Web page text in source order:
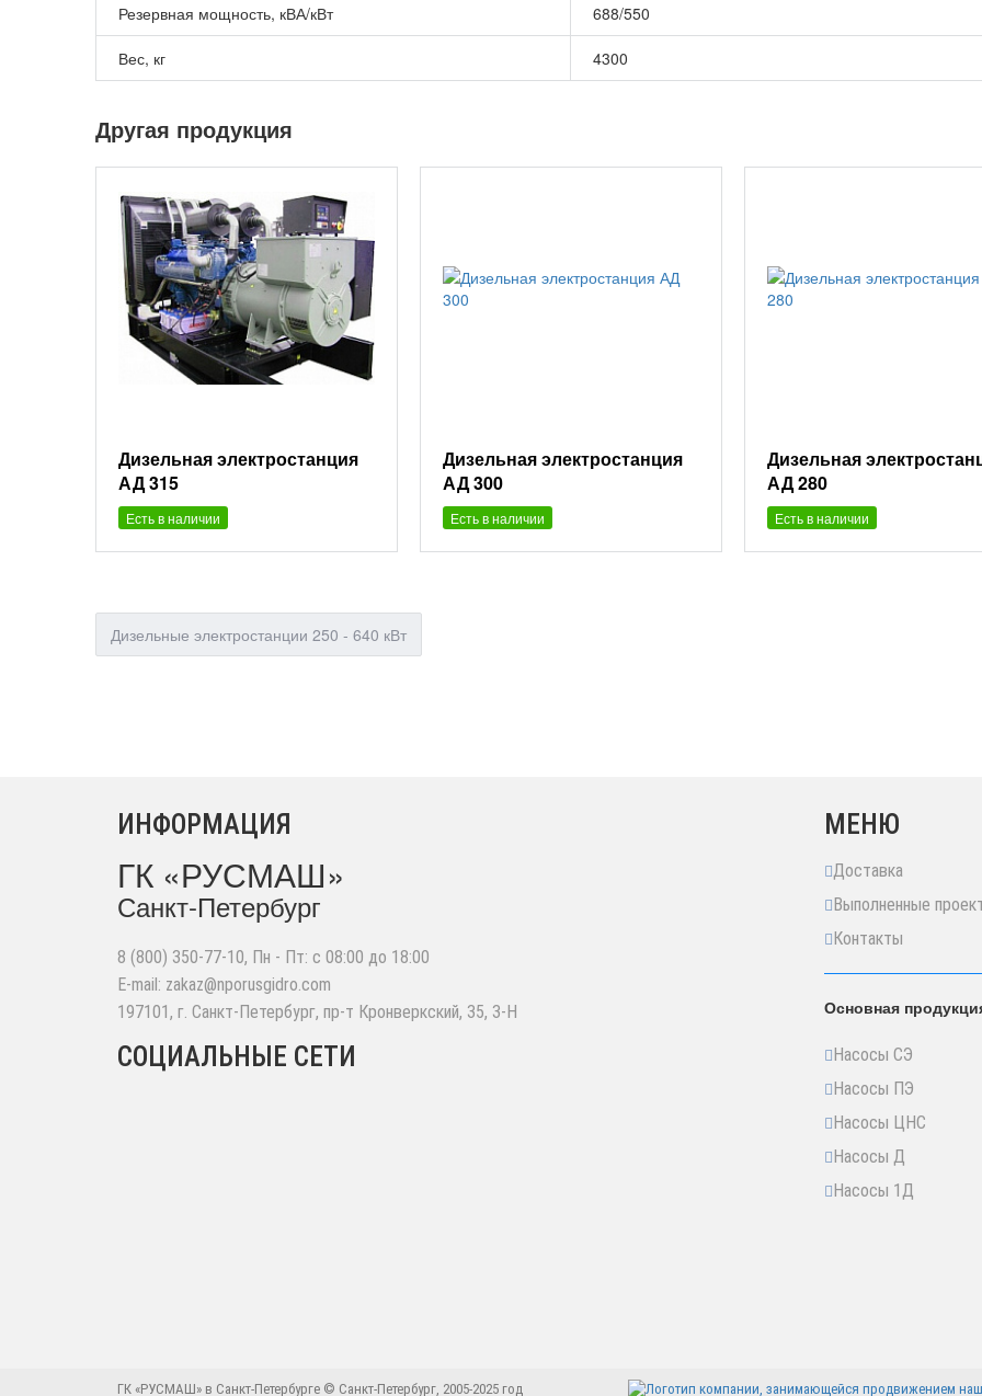
Резервная мощность, кВА/кВт 688/550
Вес, кг 4300
Другая продукция
Дизельная электростанция
АД 315
Есть в наличии
Дизельная электростанция
АД 300
Есть в наличии
Дизельная
АД 280
Есть в наличии
Дизельные электростанции 250 - 640 кВт
ИНФОРМАЦИЯ
ГК «РУСМАШ»
Санкт-Петербург
8 (800) 350-77-10, Пн - Пт: с 08:00 до 18:00
E-mail: zakaz@nporusgidro.com
197101, г. Санкт-Петербург, пр-т Кронверкский, 35, 3-Н
СОЦИАЛЬНЫЕ СЕТИ
МЕНЮ
Доставка
Выполненные
Контакты
Основная
Насосы СЭ
Насосы ПЭ
Насосы ЦНС
Насосы Д
Насосы 1Д
ГК «РУСМАШ» в Санкт-Петербурге © Санкт-Петербург, 2005-2025 год